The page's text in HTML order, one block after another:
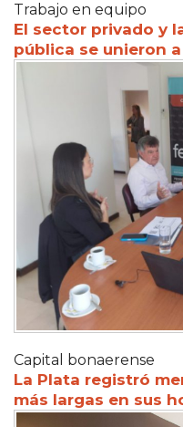
Trabajo en equipo
El sector privado y
pública se unieron
Capital bonaerense
La Plata registró
más largas en sus